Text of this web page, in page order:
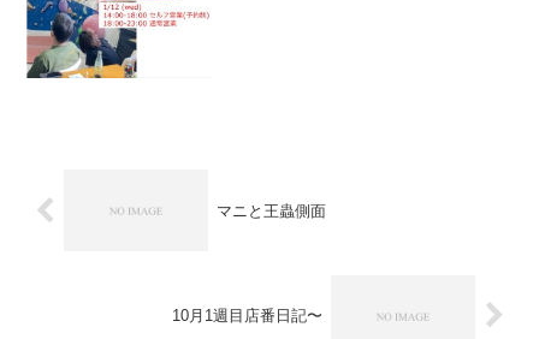
マニと王蟲側面
10月1週目店番日記〜